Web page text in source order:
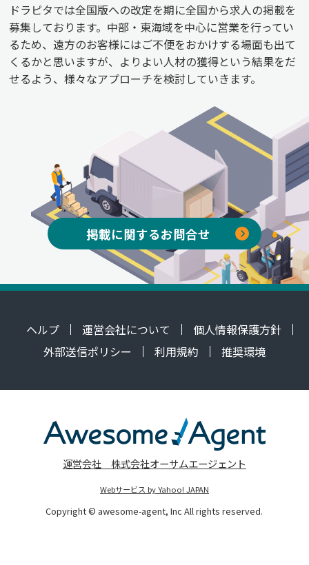
ドラピタでは全国版への改定を期に全国から求人の掲載を
募集しております。中部・東海域を中心に営業を行ってい
るため、遠方のお客様にはご不便をおかけする場面も出て
くるかと思いますが、よりよい人材の獲得という結果をだ
せるよう、様々なアプローチを検討していきます。
掲載に関するお問合せ
ヘルプ 運営会社について
個人情報保護方針
外部送信ポリシー
利用規約 推奨環境
運営会社 株式会社オーサムエージェント
Webサービス by Yahoo! JAPAN
Copyright © awesome-agent, Inc All rights reserved.